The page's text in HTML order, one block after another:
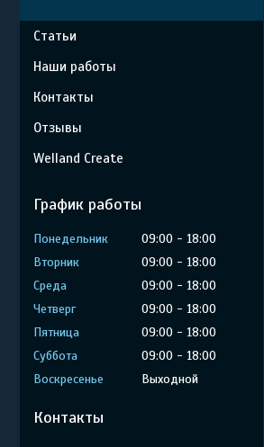
Статьи
Наши работы
Контакты
Отзывы
Welland Create
График работы
Понедельник 09:00
18:00
Вторник
09:00
18:00
Среда
09:00
18:00
Четверг
09:00
18:00
Пятница
09:00
18:00
Суббота
09:00
18:00
Воскресенье
Выходной
Контакты